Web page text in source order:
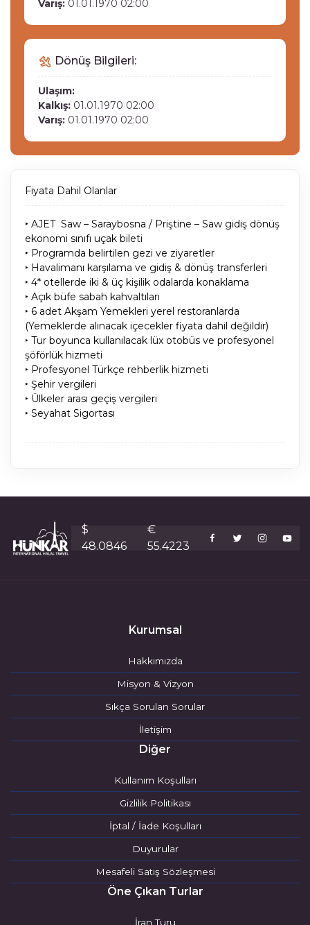
Varış: 01.01.1970 02:00
Dönüş Bilgileri:
Ulaşım:
Kalkış: 01.01.1970 02:00
Varış: 01.01.1970 02:00
Fiyata Dahil Olanlar
‣ AJET Saw – Saraybosna / Priştine – Saw gidiş dönüş
ekonomi sınıfı uçak bileti
‣ Programda belirtilen gezi ve ziyaretler
‣ Havalimanı karşılama ve gidiş & dönüş transferleri
‣ 4* otellerde iki & üç kişilik odalarda konaklama
‣ Açık büfe sabah kahvaltıları
‣ 6 adet Akşam Yemekleri yerel restoranlarda
(Yemeklerde alınacak içecekler fiyata dahil değildir)
‣ Tur boyunca kullanılacak lüx otobüs ve profesyonel
şöförlük hizmeti
‣ Profesyonel Türkçe rehberlik hizmeti
‣ Şehir vergileri
‣ Ülkeler arası geçiş vergileri
‣ Seyahat Sigortası
$
48.0846
€
55.4223
Kurumsal
Hakkımızda
Misyon & Vizyon
Sıkça Sorulan Sorular
İletişim
Diğer
Kullanım Koşulları
Gizlilik Politikası
İptal / İade Koşulları
Duyurular
Mesafeli Satış Sözleşmesi
Öne Çıkan Turlar
İran Turu